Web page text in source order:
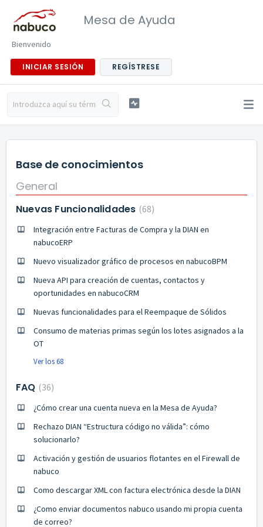
Mesa de Ayuda
Bienvenido
INICIAR SESIÓN REGÍSTRESE
Base de conocimientos
General
Nuevas Funcionalidades 68
Integración entre Facturas de Compra y la DIAN en
nabucoERP
Nuevo visualizador gráfico de procesos en nabucoBPM
Nueva API para creación de cuentas, contactos y
oportunidades en nabucoCRM
Nuevas funcionalidades para el Reempaque de Sólidos
Consumo de materias primas según los lotes asignados a la
OT
Ver los 68
FAQ 36
¿Cómo crear una cuenta nueva en la Mesa de Ayuda?
Rechazo DIAN “Estructura código no válida”: cómo
solucionarlo?
Activación y gestión de usuarios flotantes en el Firewall de
nabuco
Como descargar XML con factura electrónica desde la DIAN
¿Como enviar documentos nabuco usando mi propia cuenta
de correo?